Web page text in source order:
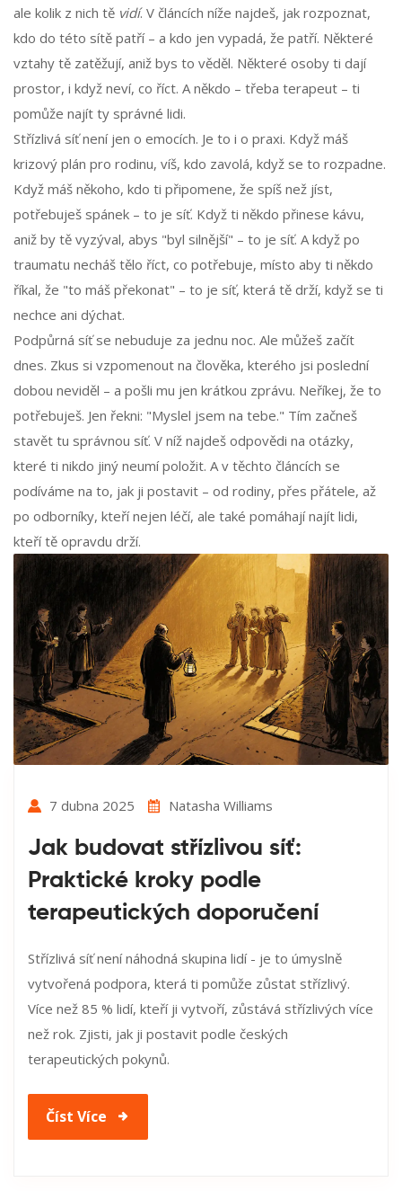
ale kolik z nich tě vidí. V článcích níže najdeš, jak rozpoznat,
kdo do této sítě patří – a kdo jen vypadá, že patří. Některé
vztahy tě zatěžují, aniž bys to věděl. Některé osoby ti dají
prostor, i když neví, co říct. A někdo – třeba terapeut – ti
pomůže najít ty správné lidi.
Střízlivá síť není jen o emocích. Je to i o praxi. Když máš
krizový plán pro rodinu, víš, kdo zavolá, když se to rozpadne.
Když máš někoho, kdo ti připomene, že spíš než jíst,
potřebuješ spánek – to je síť. Když ti někdo přinese kávu,
aniž by tě vyzýval, abys "byl silnější" – to je síť. A když po
traumatu necháš tělo říct, co potřebuje, místo aby ti někdo
říkal, že "to máš překonat" – to je síť, která tě drží, když se ti
nechce ani dýchat.
Podpůrná síť se nebuduje za jednu noc. Ale můžeš začít
dnes. Zkus si vzpomenout na člověka, kterého jsi poslední
dobou neviděl – a pošli mu jen krátkou zprávu. Neříkej, že to
potřebuješ. Jen řekni: "Myslel jsem na tebe." Tím začneš
stavět tu správnou síť. V níž najdeš odpovědi na otázky,
které ti nikdo jiný neumí položit. A v těchto článcích se
podíváme na to, jak ji postavit – od rodiny, přes přátele, až
po odborníky, kteří nejen léčí, ale také pomáhají najít lidi,
kteří tě opravdu drží.
7 dubna 2025 Natasha Williams
Jak budovat střízlivou síť:
Praktické kroky podle
terapeutických doporučení
Střízlivá síť není náhodná skupina lidí - je to úmyslně
vytvořená podpora, která ti pomůže zůstat střízlivý.
Více než 85 % lidí, kteří ji vytvoří, zůstává střízlivých více
než rok. Zjisti, jak ji postavit podle českých
terapeutických pokynů.
Číst Více